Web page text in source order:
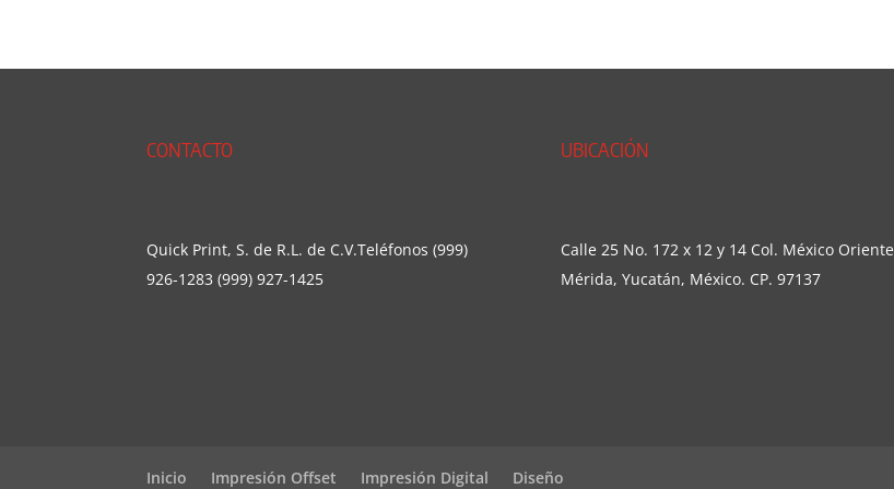
CONTACTO
Quick Print, S. de R.L. de C.V.Teléfonos (999)
926-1283 (999) 927-1425
UBICACIÓN
Calle 25 No. 172 x 12 y 14 Col. México Oriente
Mérida, Yucatán, México. CP. 97137
Inicio Impresión Offset Impresión Digital Diseño